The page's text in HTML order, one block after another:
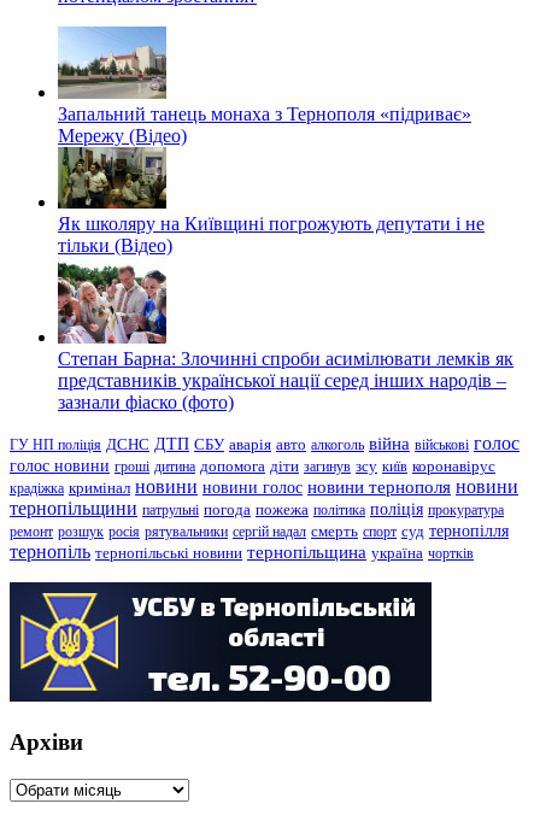
Запальний танець монаха з Тернополя «підриває»
Мережу (Відео)
Як школяру на Київщині погрожують депутати і не
тільки (Відео)
Степан Барна: Злочинні спроби асимілювати лемків як
представників української нації серед інших народів –
зазнали фіаско (фото)
ГУ НП поліція ДСНС ДТП СБУ аварія авто алкоголь війна військові голос
голос новини гроші дитина допомога діти загинув зсу київ коронавірус
крадіжка кримінал новини новини голос новини тернополя новини
тернопільщини патрульні погода пожежа політика поліція прокуратура
ремонт розшук росія рятувальники сергій надал смерть спорт суд тернопілля
тернопіль тернопільські новини тернопільщина україна чортків
Архіви
Архіви